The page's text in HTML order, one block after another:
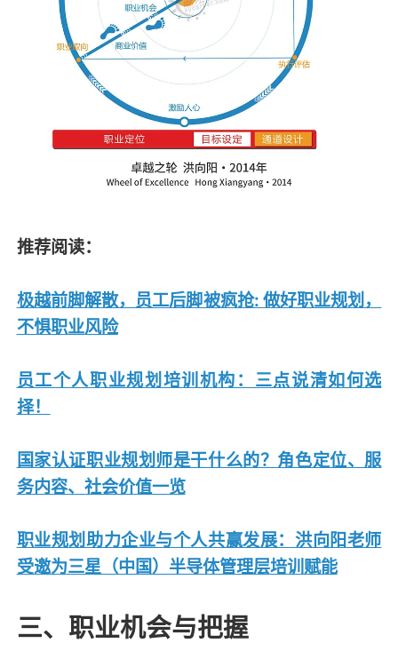
推荐阅读：
极越前脚解散，员工后脚被疯抢: 做好职业规划，
不惧职业风险
员工个人职业规划培训机构：三点说清如何选
择！
国家认证职业规划师是干什么的？角色定位、服
务内容、社会价值一览
职业规划助力企业与个人共赢发展：洪向阳老师
受邀为三星（中国）半导体管理层培训赋能
三、职业机会与把握